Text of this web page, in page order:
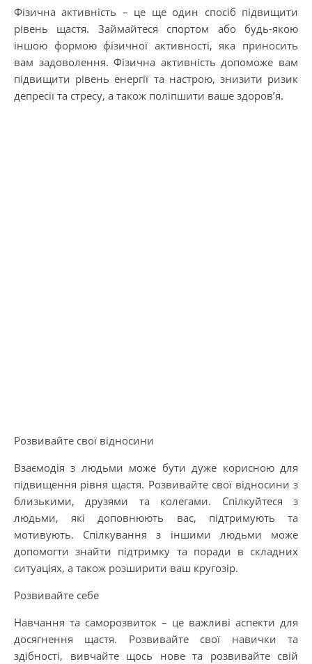
Фізична активність – це ще один спосіб підвищити
рівень щастя. Займайтеся спортом або будь-якою
іншою формою фізичної активності, яка приносить
вам задоволення. Фізична активність допоможе вам
підвищити рівень енергії та настрою, знизити ризик
депресії та стресу, а також поліпшити ваше здоров’я.
Розвивайте свої відносини
Взаємодія з людьми може бути дуже корисною для
підвищення рівня щастя. Розвивайте свої відносини з
близькими, друзями та колегами. Спілкуйтеся з
людьми, які доповнюють вас, підтримують та
мотивують. Спілкування з іншими людьми може
допомогти знайти підтримку та поради в складних
ситуаціях, а також розширити ваш кругозір.
Розвивайте себе
Навчання та саморозвиток – це важливі аспекти для
досягнення щастя. Розвивайте свої навички та
здібності, вивчайте щось нове та розвивайте свій